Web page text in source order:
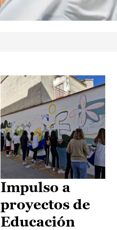
Impulso a
proyectos de
Educación